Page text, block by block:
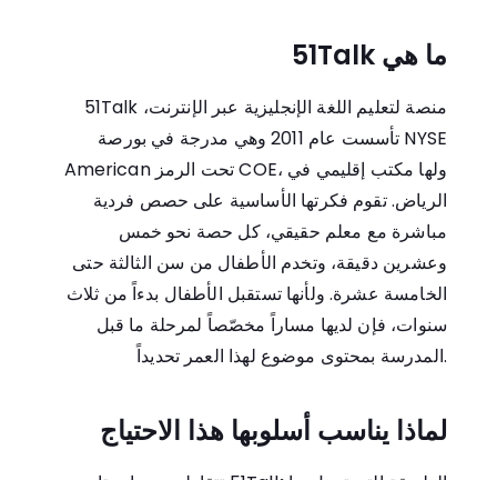
ما هي 51Talk
51Talk منصة لتعليم اللغة الإنجليزية عبر الإنترنت،
تأسست عام 2011 وهي مدرجة في بورصة NYSE
American تحت الرمز COE، ولها مكتب إقليمي في
الرياض. تقوم فكرتها الأساسية على حصص فردية
مباشرة مع معلم حقيقي، كل حصة نحو خمس
وعشرين دقيقة، وتخدم الأطفال من سن الثالثة حتى
الخامسة عشرة. ولأنها تستقبل الأطفال بدءاً من ثلاث
سنوات، فإن لديها مساراً مخصّصاً لمرحلة ما قبل
المدرسة بمحتوى موضوع لهذا العمر تحديداً.
لماذا يناسب أسلوبها هذا الاحتياج